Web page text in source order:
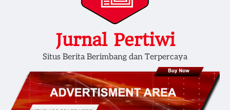
Jurnal Pertiwi
Situs Berita Berimbang dan Terpercaya